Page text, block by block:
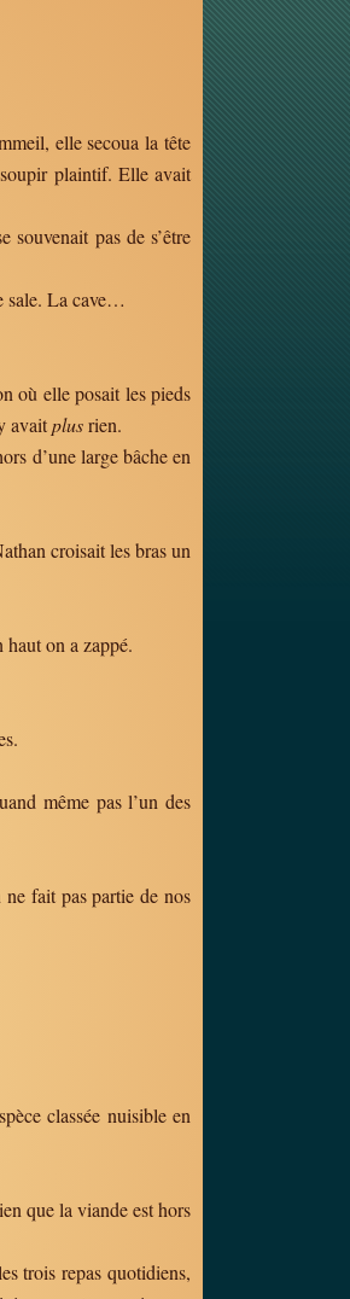
elle secoua la tête
plaintif. Elle avait
souvenait pas de s’être
sale. La cave…
où elle posait les pieds
avaitplusrien.
d’une large bâche en
croisait les bras un
on a zappé.
même pas l’un des
fait pas partie de nos
classée nuisible en
que la viande est hors
trois repas quotidiens,